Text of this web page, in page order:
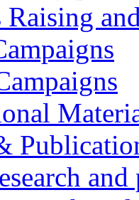
Raising